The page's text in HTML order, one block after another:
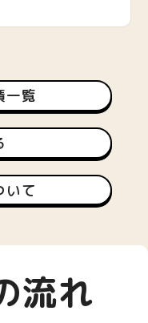
一覧
いて
流れ